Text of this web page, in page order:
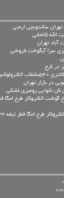
ساندویچی ارمنی
الله کاشانی
آباد تهران
سرا آبگوشت فروشی
در کرج
در بازار تهران
نانوایی رومیزی غلتکی